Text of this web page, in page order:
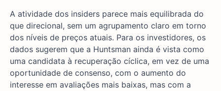
A atividade dos insiders parece mais equilibrada do
que direcional, sem um agrupamento claro em torno
dos níveis de preços atuais. Para os investidores, os
dados sugerem que a Huntsman ainda é vista como
uma candidata à recuperação cíclica, em vez de uma
oportunidade de consenso, com o aumento do
interesse em avaliações mais baixas, mas com a